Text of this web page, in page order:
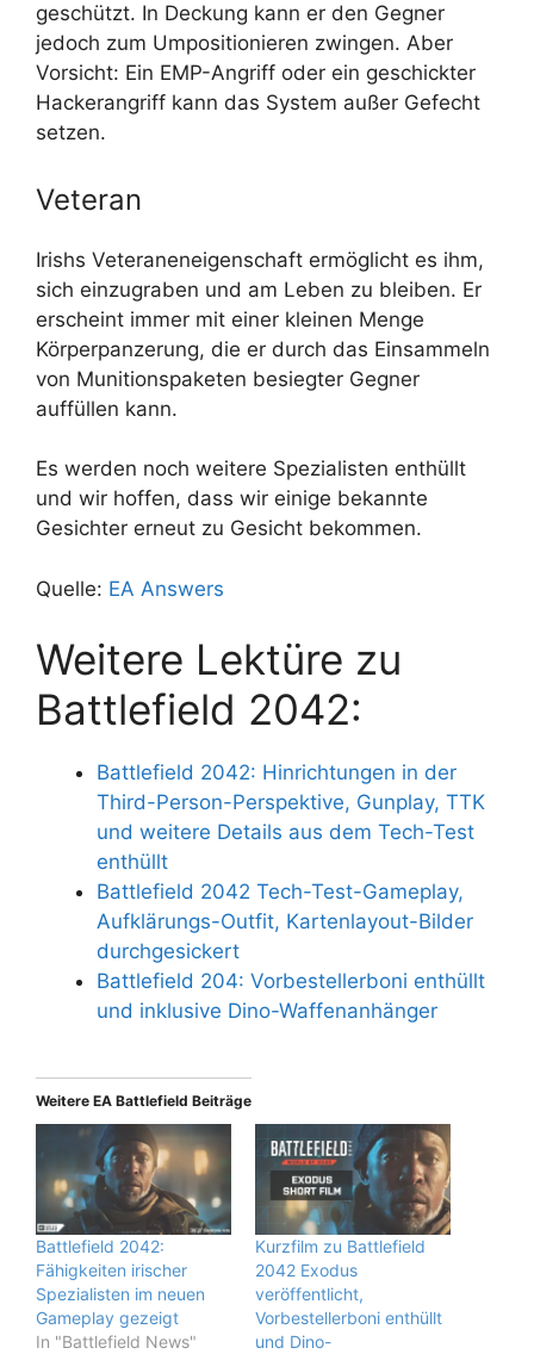
geschützt. In Deckung kann er den Gegner
jedoch zum Umpositionieren zwingen. Aber
Vorsicht: Ein EMP-Angriff oder ein geschickter
Hackerangriff kann das System außer Gefecht
setzen.
Veteran
Irishs Veteraneneigenschaft ermöglicht es ihm,
sich einzugraben und am Leben zu bleiben. Er
erscheint immer mit einer kleinen Menge
Körperpanzerung, die er durch das Einsammeln
von Munitionspaketen besiegter Gegner
auffüllen kann.
Es werden noch weitere Spezialisten enthüllt
und wir hoffen, dass wir einige bekannte
Gesichter erneut zu Gesicht bekommen.
Quelle: EA Answers
Weitere Lektüre zu
Battlefield 2042:
Battlefield 2042: Hinrichtungen in der
Third-Person-Perspektive, Gunplay, TTK
und weitere Details aus dem Tech-Test
enthüllt
Battlefield 2042 Tech-Test-Gameplay,
Aufklärungs-Outfit, Kartenlayout-Bilder
durchgesickert
Battlefield 204: Vorbestellerboni enthüllt
und inklusive Dino-Waffenanhänger
Weitere EA Battlefield Beiträge
Battlefield 2042:
Fähigkeiten irischer
Spezialisten im neuen
Gameplay gezeigt
In "Battlefield News"
Kurzfilm zu Battlefield
2042 Exodus
veröffentlicht,
Vorbestellerboni enthüllt
und Dino-